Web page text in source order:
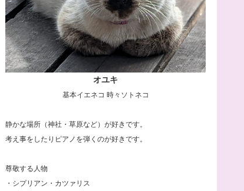
オユキ
基本イエネコ 時々ソトネコ
静かな場所（神社・草原など）が好きです。
考え事をしたりピアノを弾くのが好きです。
尊敬する人物
・シプリアン・カツァリス